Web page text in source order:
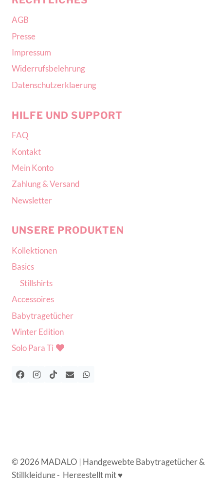
AGB
Presse
Impressum
Widerrufsbelehrung
Datenschutzerklaerung
HILFE UND SUPPORT
FAQ
Kontakt
Mein Konto
Zahlung & Versand
Newsletter
UNSERE PRODUKTEN
Kollektionen
Basics
Stillshirts
Accessoires
Babytragetücher
Winter Edition
Solo Para Ti
© 2026 MADALO | Handgewebte Babytragetücher &
Stillkleidung - Hergestellt mit ♥